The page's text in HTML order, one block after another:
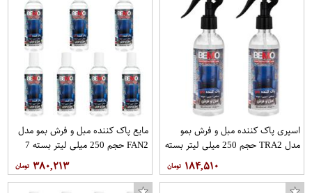
اسپری پاک کننده مبل و فرش بمو
مدل TRA2 حجم 250 میلی لیتر بسته
۱۸۴,۵۱۰
مایع پاک کننده مبل و فرش بمو مدل
FAN2 حجم 250 میلی لیتر بسته 7
۳۸۰,۲۱۳